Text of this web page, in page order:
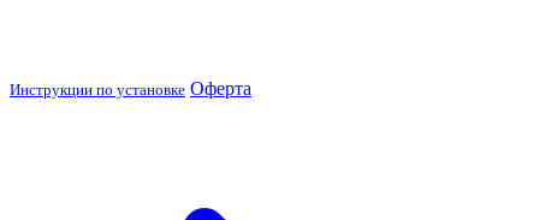
Инструкции по установке Оферта